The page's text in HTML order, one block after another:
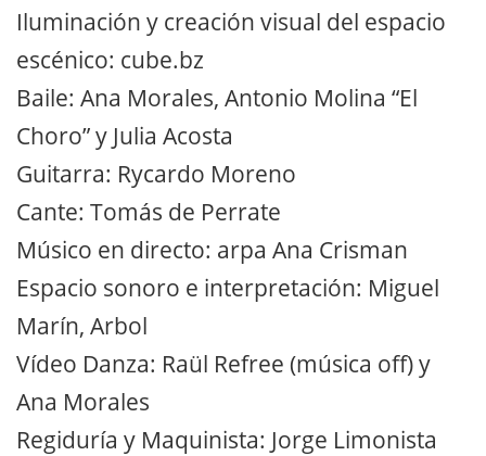
Iluminación y creación visual del espacio
escénico: cube.bz
Baile: Ana Morales, Antonio Molina “El
Choro” y Julia Acosta
Guitarra: Rycardo Moreno
Cante: Tomás de Perrate
Músico en directo: arpa Ana Crisman
Espacio sonoro e interpretación: Miguel
Marín, Arbol
Vídeo Danza: Raül Refree (música off) y
Ana Morales
Regiduría y Maquinista: Jorge Limonista